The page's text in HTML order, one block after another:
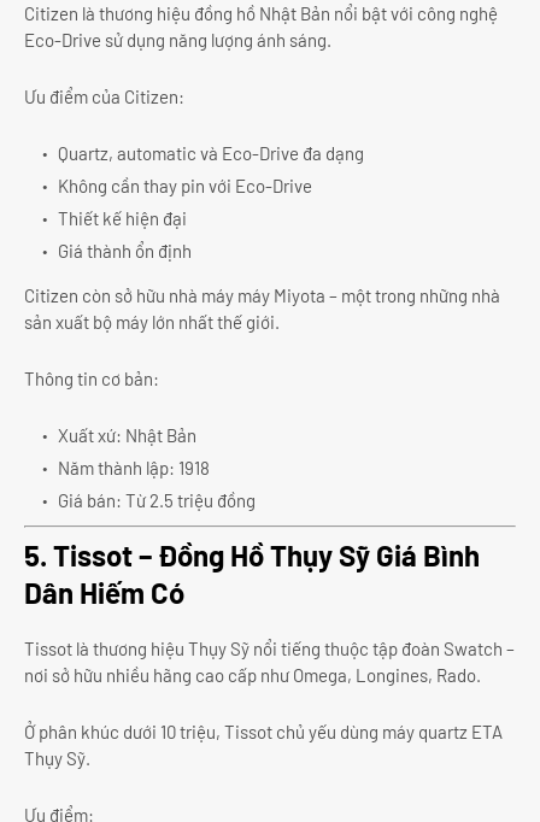
Citizen là thương hiệu đồng hồ Nhật Bản nổi bật với công nghệ
Eco-Drive sử dụng năng lượng ánh sáng.
Ưu điểm của Citizen:
Quartz, automatic và Eco-Drive đa dạng
Không cần thay pin với Eco-Drive
Thiết kế hiện đại
Giá thành ổn định
Citizen còn sở hữu nhà máy máy Miyota – một trong những nhà
sản xuất bộ máy lớn nhất thế giới.
Thông tin cơ bản:
Xuất xứ: Nhật Bản
Năm thành lập: 1918
Giá bán: Từ 2.5 triệu đồng
5. Tissot – Đồng Hồ Thụy Sỹ Giá Bình
Dân Hiếm Có
Tissot là thương hiệu Thụy Sỹ nổi tiếng thuộc tập đoàn Swatch –
nơi sở hữu nhiều hãng cao cấp như Omega, Longines, Rado.
Ở phân khúc dưới 10 triệu, Tissot chủ yếu dùng máy quartz ETA
Thụy Sỹ.
Ưu điểm: